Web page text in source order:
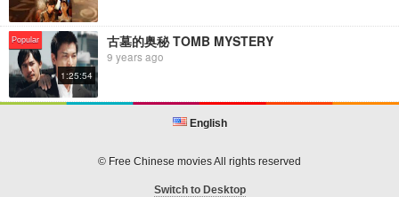
https://bit.ly/2MeMENS
【电影全解码】深度解析热门电影或专题：http://bit.ly/2As805S
【新片约吗2019】2019院线电影防踩雷攻略指南：
http://bit.ly/2TmMmXP
★★★其他精彩内容
【焦点明星】近距离直面采访热点明星，了解不一样的TA：
Popular
1:25:54
古墓的奥秘 TOMB MYSTERY
9 years ago
English
© Free Chinese movies All rights reserved
Switch to Desktop